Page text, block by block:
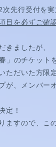
先行受付を実
を必ずご確
きましたが、
」のチケットを
ただいた方限定
が、メンバー
定！
ますので、